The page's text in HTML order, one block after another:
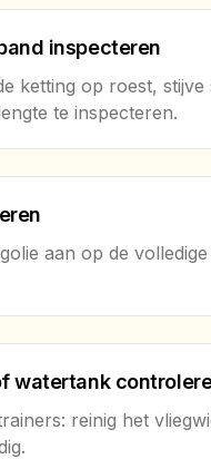
inspecteren
ketting op roest,
te inspecteren.
aan op de
watertank
reinig het